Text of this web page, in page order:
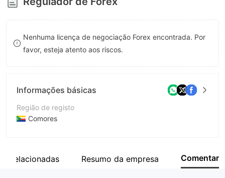
7
8
9
Nenhuma licença de negociação Forex encontrada. Por
favor, esteja atento aos riscos.
Informações básicas
Região de registo
Comores
Empresa
Relacionadas Resumo da empresa Comentar